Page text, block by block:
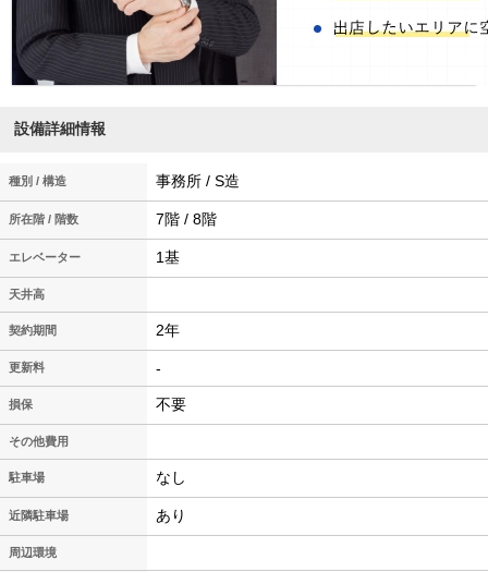
設備詳細情報
種別 / 構造 事務所 / S造
所在階 / 階数 7階 / 8階
エレベーター 1基
天井高
契約期間 2年
更新料 -
損保 不要
その他費用
駐車場 なし
近隣駐車場 あり
周辺環境